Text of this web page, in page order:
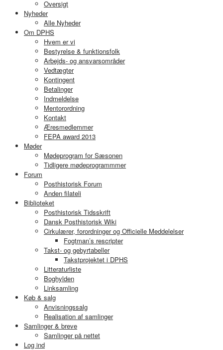
Oversigt
Nyheder
Alle Nyheder
Om DPHS
Hvem er vi
Bestyrelse & funktionsfolk
Arbejds- og ansvarsområder
Vedtægter
Kontingent
Betalinger
Indmeldelse
Mentorordning
Kontakt
Æresmedlemmer
FEPA award 2013
Møder
Mødeprogram for Sæsonen
Tidligere mødeprogrammmer
Forum
Posthistorisk Forum
Anden filateli
Biblioteket
Posthistorisk Tidsskrift
Dansk Posthistorisk Wiki
Cirkulærer, forordninger og Officielle Meddelelser
Fogtman’s rescripter
Takst- og gebyrtabeller
Takstprojektet i DPHS
Litteraturliste
Boghylden
Linksamling
Køb & salg
Anvisningssalg
Realisation af samlinger
Samlinger & breve
Samlinger på nettet
Log ind